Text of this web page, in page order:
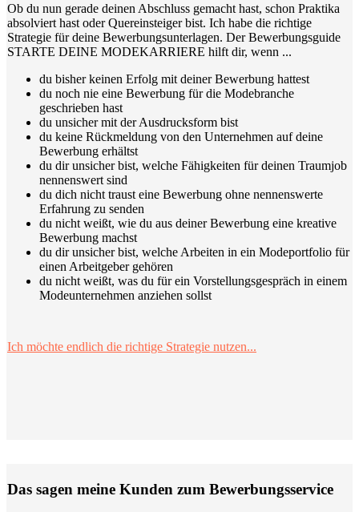
Ob du nun gerade deinen Abschluss gemacht hast, schon Praktika
absolviert hast oder Quereinsteiger bist. Ich habe die richtige
Strategie für deine Bewerbungsunterlagen. Der Bewerbungsguide
STARTE DEINE MODEKARRIERE hilft dir, wenn ...
du bisher keinen Erfolg mit deiner Bewerbung hattest
du noch nie eine Bewerbung für die Modebranche
geschrieben hast
du unsicher mit der Ausdrucksform bist
du keine Rückmeldung von den Unternehmen auf deine
Bewerbung erhältst
du dir unsicher bist, welche Fähigkeiten für deinen Traumjob
nennenswert sind
du dich nicht traust eine Bewerbung ohne nennenswerte
Erfahrung zu senden
du nicht weißt, wie du aus deiner Bewerbung eine kreative
Bewerbung machst
du dir unsicher bist, welche Arbeiten in ein Modeportfolio für
einen Arbeitgeber gehören
du nicht weißt, was du für ein Vorstellungsgespräch in einem
Modeunternehmen anziehen sollst
Ich möchte endlich die richtige Strategie nutzen...
Das sagen meine Kunden zum Bewerbungsservice